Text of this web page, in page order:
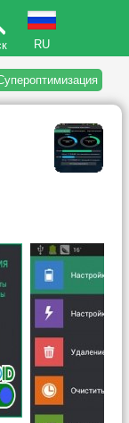
RU